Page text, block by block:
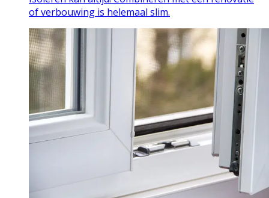
of verbouwing is helemaal slim.